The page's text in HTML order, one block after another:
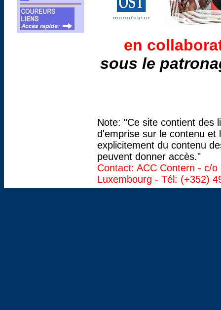
en
sous le
Note: "Ce site contient des
d'emprise sur le contenu et
explicitement du contenu
peuvent donner accès."
Contact: ACC Contern - c/
Luxembourg - Tél: (+352)